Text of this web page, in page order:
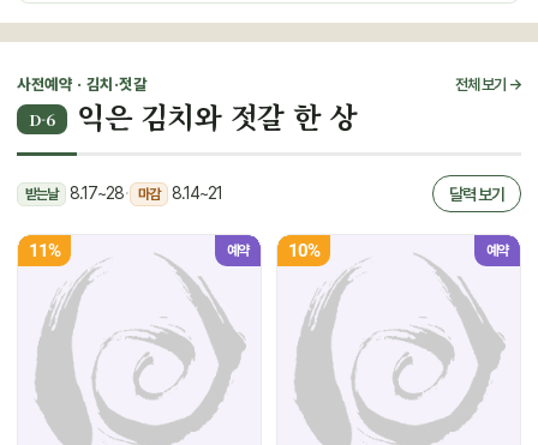
사전예약 · 김치·젓갈 전체 보기 →
D-6 익은 김치와 젓갈 한 상
받는날 8.17~28· 마감 8.14~21 달력 보기
11% 예약 10% 예약